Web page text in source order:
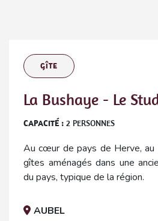
GÎTE
La Bushaye - Le
CAPACITÉ : 2 PERSONNES
Au cœur de pays de Herve, au
gîtes aménagés dans une
du pays, typique de la région.
AUBEL